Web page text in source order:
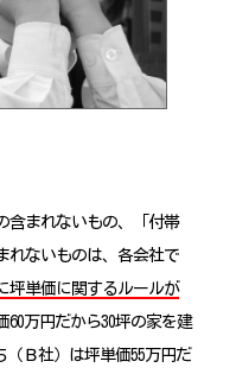
まれないもの、「付帯
れないものは、各会社で
坪単価に関するルールが
60万円だから30坪の家を建
（Ｂ社）は坪単価55万円だ